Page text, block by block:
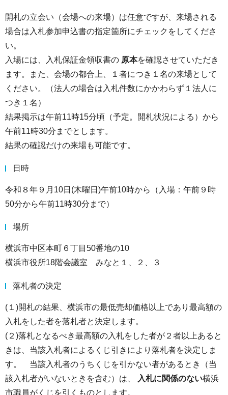
開札の立会い（会場への来場）は任意ですが、来場される
場合は入札参加申込書の指定箇所にチェックをしてくださ
い。
入場には、入札保証金領収書の 原本を確認させていただき
ます。また、会場の都合上、１者につき１名の来場として
ください。（法人の場合は入札件数にかかわらず１法人に
つき１名）
結果掲示は午前11時15分頃（予定。開札状況による）から
午前11時30分までとします。
結果の確認だけの来場も可能です。
日時
令和８年９月10日(木曜日)午前10時から（入場：午前９時
50分から午前11時30分まで）
場所
横浜市中区本町６丁目50番地の10
横浜市役所18階会議室 みなと１、２、３
落札者の決定
(１)開札の結果、横浜市の最低売却価格以上であり最高額の
入札をした者を落札者と決定します。
(２)落札となるべき最高額の入札をした者が２者以上あると
きは、当該入札者によるくじ引きにより落札者を決定しま
す。 当該入札者のうちくじを引かない者があるとき（当
該入札者がいないときを含む）は、
入札に関係のない横浜
市職員がくじを引くものとします。